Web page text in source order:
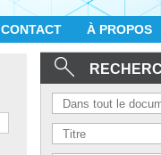
CONTACT À PROPOS